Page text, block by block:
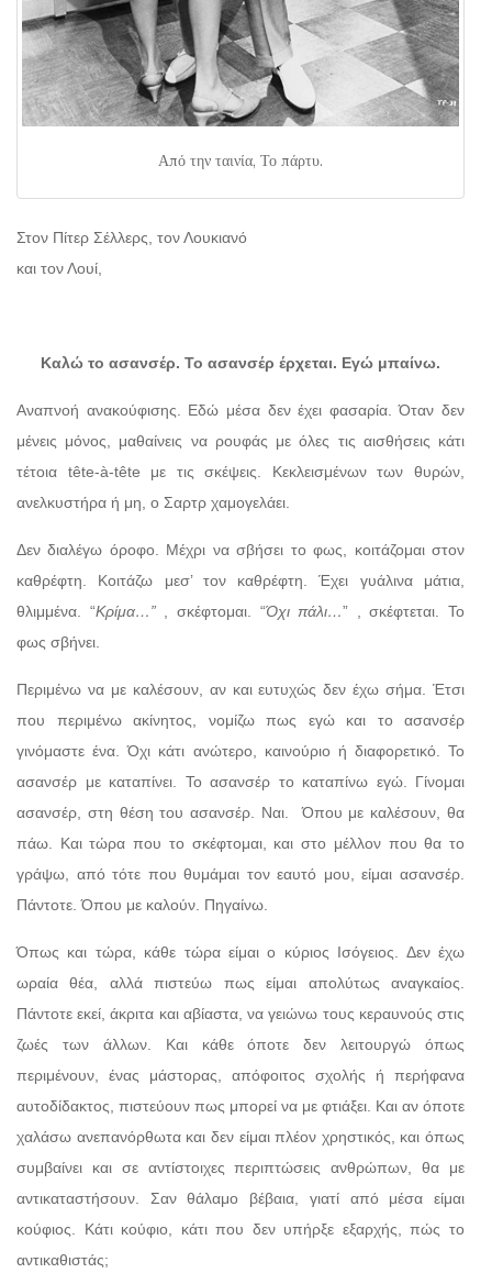
Από την ταινία, Το πάρτυ.
Στον Πίτερ Σέλλερς, τον Λουκιανό
και τον Λουί,
Καλώ το ασανσέρ. Το ασανσέρ έρχεται. Εγώ μπαίνω.
Αναπνοή ανακούφισης. Εδώ μέσα δεν έχει φασαρία. Όταν δεν
μένεις μόνος, μαθαίνεις να ρουφάς με όλες τις αισθήσεις κάτι
τέτοια tête-à-tête με τις σκέψεις. Κεκλεισμένων των θυρών,
ανελκυστήρα ή μη, ο Σαρτρ χαμογελάει.
Δεν διαλέγω όροφο. Μέχρι να σβήσει το φως, κοιτάζομαι στον
καθρέφτη. Κοιτάζω μεσ’ τον καθρέφτη. Έχει γυάλινα μάτια,
θλιμμένα. “Κρίμα…”, σκέφτομαι. “Όχι πάλι…” , σκέφτεται. Το
φως σβήνει.
Περιμένω να με καλέσουν, αν και ευτυχώς δεν έχω σήμα. Έτσι
που περιμένω ακίνητος, νομίζω πως εγώ και το ασανσέρ
γινόμαστε ένα. Όχι κάτι ανώτερο, καινούριο ή διαφορετικό. Το
ασανσέρ με καταπίνει. Το ασανσέρ το καταπίνω εγώ. Γίνομαι
ασανσέρ, στη θέση του ασανσέρ. Ναι. Όπου με καλέσουν, θα
πάω. Και τώρα που το σκέφτομαι, και στο μέλλον που θα το
γράψω, από τότε που θυμάμαι τον εαυτό μου, είμαι ασανσέρ.
Πάντοτε. Όπου με καλούν. Πηγαίνω.
Όπως και τώρα, κάθε τώρα είμαι ο κύριος Ισόγειος. Δεν έχω
ωραία θέα, αλλά πιστεύω πως είμαι απολύτως αναγκαίος.
Πάντοτε εκεί, άκριτα και αβίαστα, να γειώνω τους κεραυνούς στις
ζωές των άλλων. Και κάθε όποτε δεν λειτουργώ όπως
περιμένουν, ένας μάστορας, απόφοιτος σχολής ή περήφανα
αυτοδίδακτος, πιστεύουν πως μπορεί να με φτιάξει. Και αν όποτε
χαλάσω ανεπανόρθωτα και δεν είμαι πλέον χρηστικός, και όπως
συμβαίνει και σε αντίστοιχες περιπτώσεις ανθρώπων, θα με
αντικαταστήσουν. Σαν θάλαμο βέβαια, γιατί από μέσα είμαι
κούφιος. Κάτι κούφιο, κάτι που δεν υπήρξε εξαρχής, πώς το
αντικαθιστάς;